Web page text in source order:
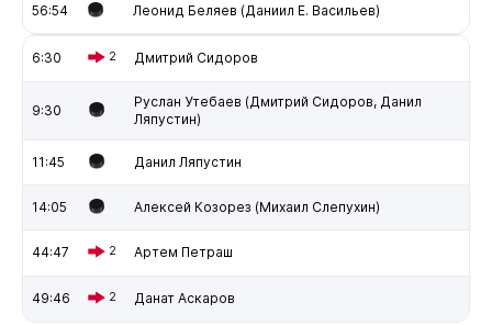
56:54 Леонид Беляев (Даниил Е. Васильев)
6:30 2 Дмитрий Сидоров
9:30
Руслан Утебаев (Дмитрий Сидоров, Данил
Ляпустин)
11:45 Данил Ляпустин
14:05 Алексей Козорез (Михаил Слепухин)
44:47 2 Артем Петраш
49:46 2 Данат Аскаров